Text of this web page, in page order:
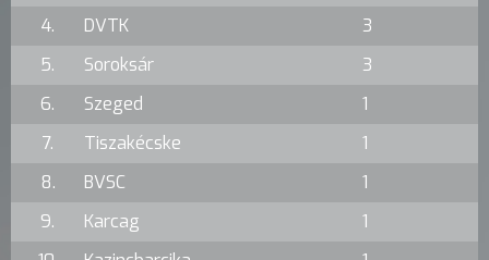
4.
DVTK
3
5.
Soroksár
3
6.
Szeged
1
7.
Tiszakécske
1
8.
BVSC
1
9.
Karcag
1